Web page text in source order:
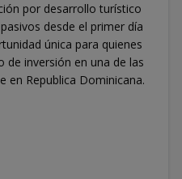
por desarrollo turístico
desde el primer día
única para quienes
de inversión en una de las
en Republica Dominicana.